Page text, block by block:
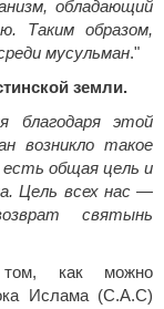
обладающий
Таким образом,
мусульман."
земли.
благодаря этой
возникло такое
общая цель и
Цель всех нас —
святынь
как можно
Ислама (С.А.С)